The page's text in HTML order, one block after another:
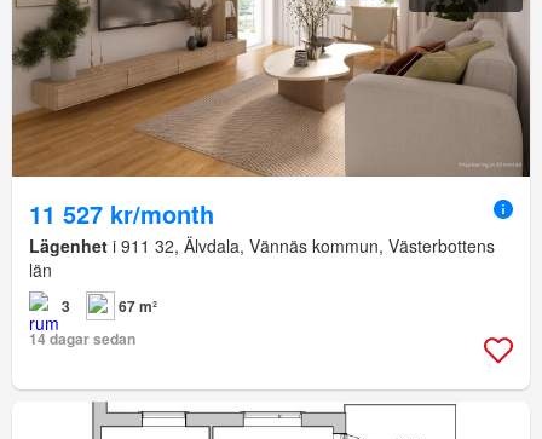
11 527 kr/month
Lägenhet i 911 32, Älvdala, Vännäs kommun, Västerbottens
län
3
67 m²
14 dagar sedan